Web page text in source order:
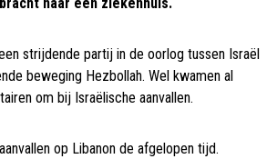
naar een ziekenhuis.
strijdende partij in de oorlog tussen Israël
beweging Hezbollah. Wel kwamen al
om bij Israëlische aanvallen.
op Libanon de afgelopen tijd.